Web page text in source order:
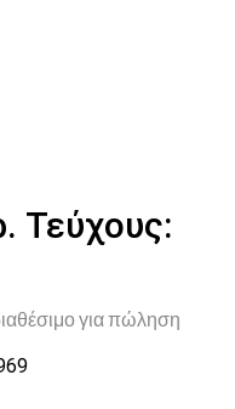
Τεύχους:
για πώληση